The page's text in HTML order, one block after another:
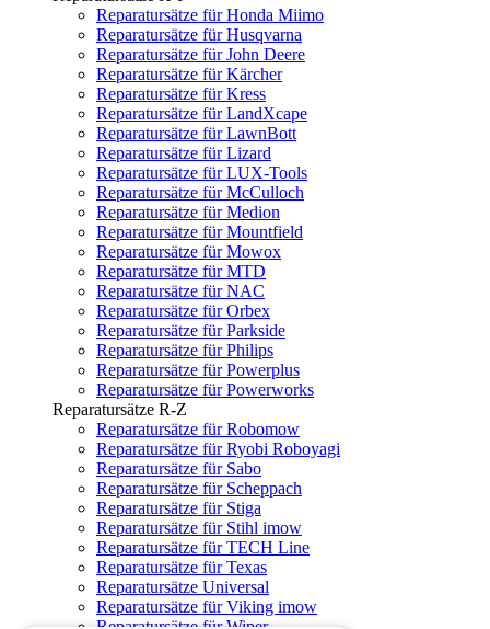
Reparatursätze für Honda Miimo
Reparatursätze für Husqvarna
Reparatursätze für John Deere
Reparatursätze für Kärcher
Reparatursätze für Kress
Reparatursätze für LandXcape
Reparatursätze für LawnBott
Reparatursätze für Lizard
Reparatursätze für LUX-Tools
Reparatursätze für McCulloch
Reparatursätze für Medion
Reparatursätze für Mountfield
Reparatursätze für Mowox
Reparatursätze für MTD
Reparatursätze für NAC
Reparatursätze für Orbex
Reparatursätze für Parkside
Reparatursätze für Philips
Reparatursätze für Powerplus
Reparatursätze für Powerworks
Reparatursätze R-Z
Reparatursätze für Robomow
Reparatursätze für Ryobi Roboyagi
Reparatursätze für Sabo
Reparatursätze für Scheppach
Reparatursätze für Stiga
Reparatursätze für Stihl imow
Reparatursätze für TECH Line
Reparatursätze für Texas
Reparatursätze Universal
Reparatursätze für Viking imow